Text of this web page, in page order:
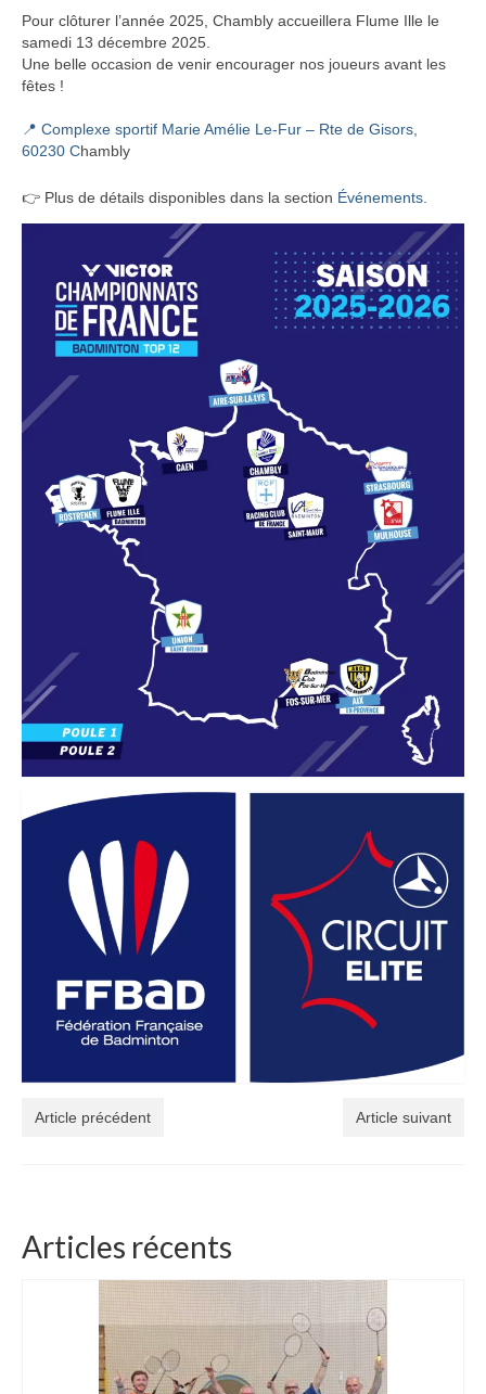
Pour clôturer l’année 2025, Chambly accueillera Flume Ille le
samedi 13 décembre 2025.
Une belle occasion de venir encourager nos joueurs avant les
fêtes !
📍 Complexe sportif Marie Amélie Le-Fur – Rte de Gisors,
60230 Chambly
👉 Plus de détails disponibles dans la section Événements.
Article précédent Article suivant
Articles récents